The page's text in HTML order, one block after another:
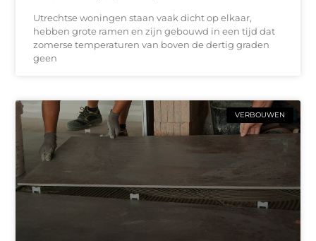
Utrechtse woningen staan vaak dicht op elkaar,
hebben grote ramen en zijn gebouwd in een tijd dat
zomerse temperaturen van boven de dertig graden
geen
VERBOUWEN